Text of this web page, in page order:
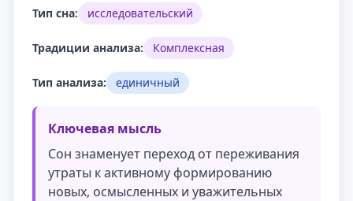
Тип сна: исследовательский
Традиции анализа: Комплексная
Тип анализа: единичный
Ключевая мысль
Сон знаменует переход от переживания
утраты к активному формированию
новых, осмысленных и уважительных